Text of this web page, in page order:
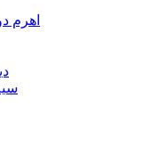
اهرم